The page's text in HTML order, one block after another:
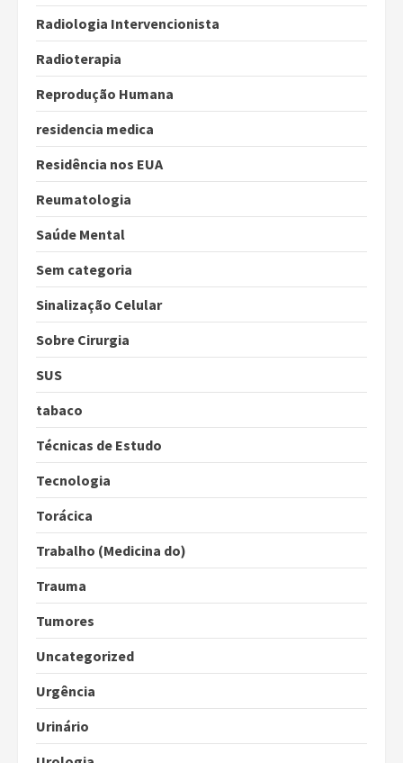
Radiologia Intervencionista
Radioterapia
Reprodução Humana
residencia medica
Residência nos EUA
Reumatologia
Saúde Mental
Sem categoria
Sinalização Celular
Sobre Cirurgia
SUS
tabaco
Técnicas de Estudo
Tecnologia
Torácica
Trabalho (Medicina do)
Trauma
Tumores
Uncategorized
Urgência
Urinário